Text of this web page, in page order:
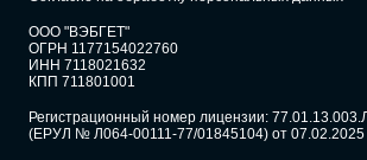
ООО "ВЭБГЕТ"
ОГРН 1177154022760
ИНН 7118021632
КПП 711801001
Регистрационный номер лицензии:
(ЕРУЛ № Л064-00111-77/01845104) от 07.02.2025